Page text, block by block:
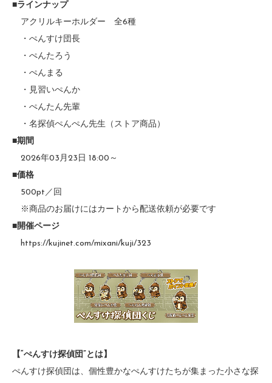
■ラインナップ
アクリルキーホルダー 全6種
・ぺんすけ団長
・ぺんたろう
・ぺんまる
・見習いぺんか
・ぺんたん先輩
・名探偵ぺんぺん先生（ストア商品）
■期間
2026年03月23日 18:00～
■価格
500pt／回
※商品のお届けにはカートから配送依頼が必要です
■開催ページ
https://kujinet.com/mixani/kuji/323
【“ぺんすけ探偵団”とは】
ぺんすけ探偵団は、個性豊かなぺんすけたちが集まった小さな探